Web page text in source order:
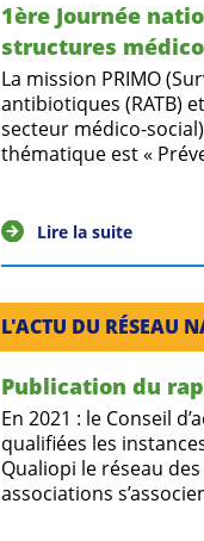
1ère Journée
structures
La mission PRIMO
antibiotiques (RATB)
secteur médico-
thématique est «
Lire la suite
L'ACTU DU RÉSEAU
Publication du
En 2021 : le Conseil
qualifiées les
Qualiopi le réseau
associations